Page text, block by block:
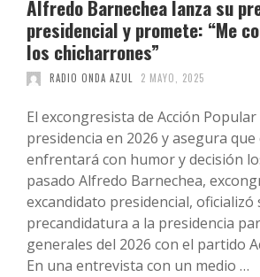
Alfredo Barnechea lanza su
presidencial y promete: “Me
los chicharrones”
RADIO ONDA AZUL 2 MAYO, 2025
El excongresista de Acción
presidencia en 2026 y asegura que
enfrentará con humor y decisión
pasado Alfredo Barnechea,
excandidato presidencial, oficializó
precandidatura a la presidencia
generales del 2026 con el partido
En una entrevista con un medio …